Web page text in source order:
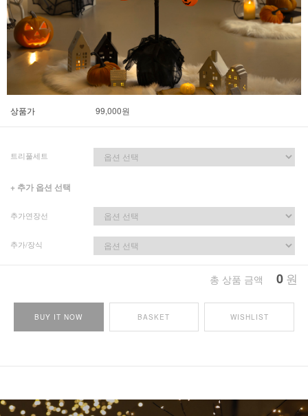
상품가 99,000원
트리풀세트
+ 추가 옵션 선택
추가연장선
추가/장식
총 상품 금액 0 원
BUY IT NOW BASKET WISHLIST